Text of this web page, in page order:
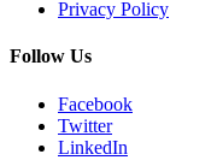
Privacy Policy
Follow Us
Facebook
Twitter
LinkedIn